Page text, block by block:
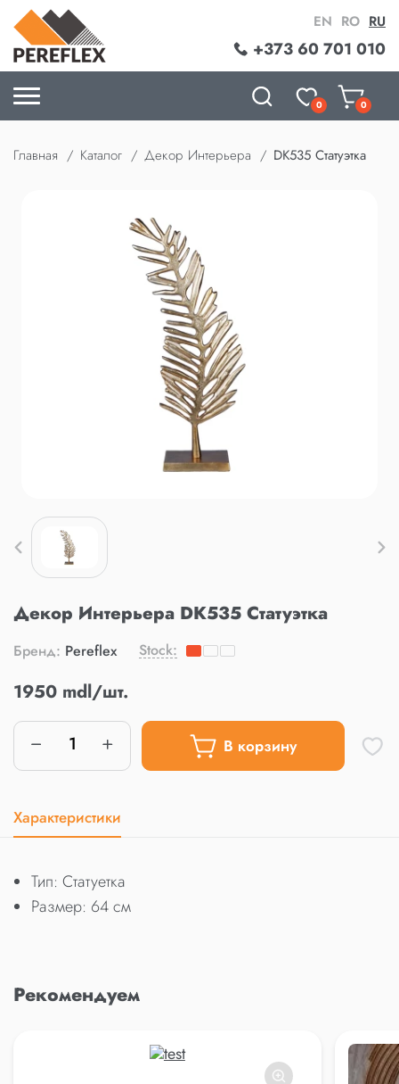
+373 60 701 010
EN RO RU
0 0
Главная Каталог Декор Интерьера DK535 Статуэтка
Декор Интерьера DK535 Статуэтка
Бренд: Pereflex Stock:
1950 mdl/шт.
В корзину
Характеристики
Тип: Статуетка
Размер: 64 см
Рекомендуем